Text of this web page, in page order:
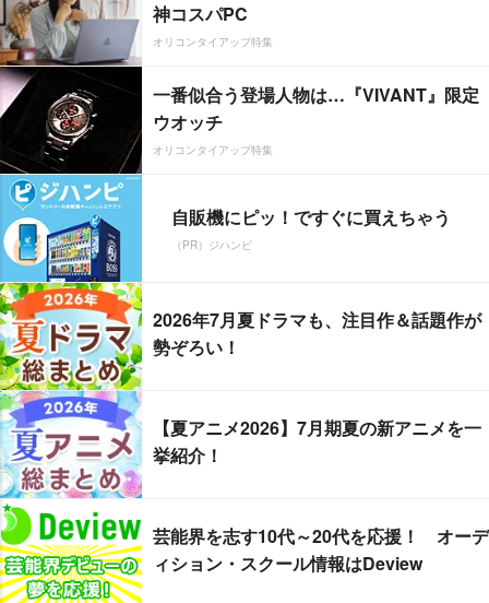
神コスパPC
オリコンタイアップ特集
一番似合う登場人物は…『VIVANT』限定
ウオッチ
オリコンタイアップ特集
自販機にピッ！ですぐに買えちゃう
（PR）ジハンピ
2026年7月夏ドラマも、注目作＆話題作が
勢ぞろい！
【夏アニメ2026】7月期夏の新アニメを一
挙紹介！
芸能界を志す10代～20代を応援！ オーデ
ィション・スクール情報はDeview